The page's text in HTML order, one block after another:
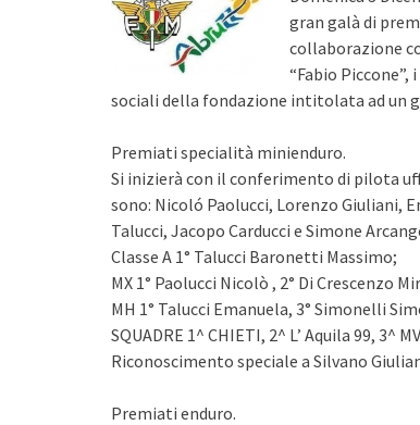
gran galà di
collaborazione
“Fabio
sociali della fondazione intitolata ad un
Premiati specialità minienduro.
Si inizierà con il conferimento di pilota
sono: Nicoló Paolucci, Lorenzo Giuliani,
Talucci, Jacopo Carducci e Simone
Classe A 1° Talucci Baronetti Massimo;
MX 1° Paolucci Nicolò , 2° Di Crescenzo
MH 1° Talucci Emanuela, 3° Simonelli
SQUADRE 1^ CHIETI, 2^ L’ Aquila 99, 3^
Riconoscimento speciale a Silvano
Premiati enduro.